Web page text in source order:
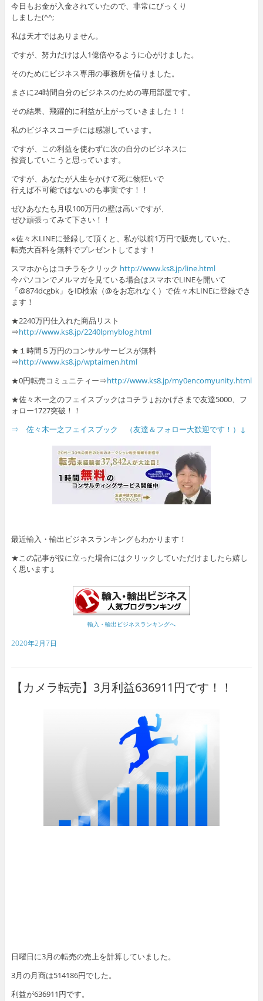
今日もお金が入金されていたので、非常にびっくり
しました(^^;
私は天才ではありません。
ですが、努力だけは人1億倍やるように心がけました。
そのためにビジネス専用の事務所を借りました。
まさに24時間自分のビジネスのための専用部屋です。
その結果、飛躍的に利益が上がっていきました！！
私のビジネスコーチには感謝しています。
ですが、この利益を使わずに次の自分のビジネスに
投資していこうと思っています。
ですが、あなたが人生をかけて死に物狂いで
行えば不可能ではないのも事実です！！
ぜひあなたも月収100万円の壁は高いですが、
ぜひ頑張ってみて下さい！！
※佐々木LINEに登録して頂くと、私が以前1万円で販売していた、
転売大百科を無料でプレゼントしてます！
スマホからはコチラをクリック http://www.ks8.jp/line.html
今パソコンでメルマガを見ている場合はスマホでLINEを開いて
「@874dcgbk」をID検索（@をお忘れなく）で佐々木LINEに登録でき
ます！
★2240万円仕入れた商品リスト
⇒http://www.ks8.jp/2240lpmyblog.html
★１時間５万円のコンサルサービスが無料
⇒http://www.ks8.jp/wptaimen.html
★0円転売コミュニティー⇒http://www.ks8.jp/my0encomyunity.html
★佐々木一之のフェイスブックはコチラ↓おかげさまで友達5000、フ
ォロー1727突破！！
⇒ 佐々木一之フェイスブック （友達＆フォロー大歓迎です！）↓
最近輸入・輸出ビジネスランキングもわかります！
★この記事が役に立った場合にはクリックしていただけましたら嬉し
く思います↓
輸入・輸出ビジネスランキングへ
2020年2月7日
【カメラ転売】3月利益636911円です！！
日曜日に3月の転売の売上を計算していました。
3月の月商は514186円でした。
利益が636911円です。